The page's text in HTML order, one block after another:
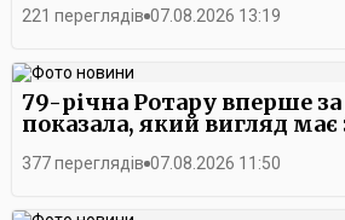
221 переглядів 07.08.2026 13:19
79-річна Ротару вперше
показала, який вигляд має
377 переглядів 07.08.2026 11:50